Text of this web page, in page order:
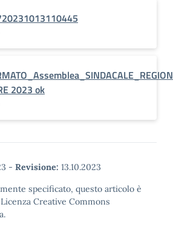
2023 ok
- Revisione: 13.10.2023
specificato, questo articolo è
Creative Commons